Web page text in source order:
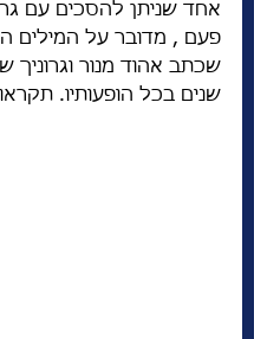
אחד שניתן להסכים עם
פעם , מדובר על המילים
שכתב אהוד מנור
שנים בכל הופעותיו.